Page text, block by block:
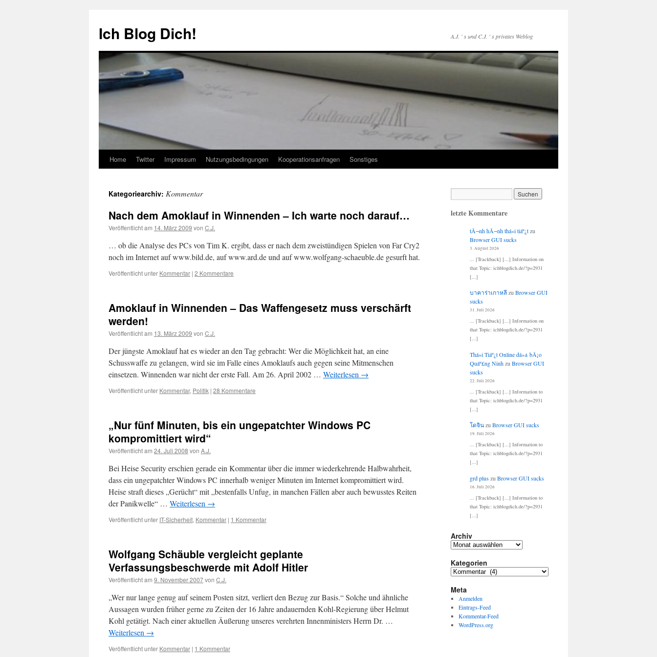
springen
Ich Blog Dich! A.J. ' s und C.J. ' s privates Weblog
Home Twitter Impressum Nutzungsbedingungen Kooperationsanfragen Sonstiges
Kategoriearchiv: Kommentar
Nach dem Amoklauf in Winnenden – Ich warte noch darauf…
Veröffentlicht am 14. März 2009 von C.J.
… ob die Analyse des PCs von Tim K. ergibt, dass er nach dem zweistündigen Spielen von Far Cry2
noch im Internet auf www.bild.de, auf www.ard.de und auf www.wolfgang-schaeuble.de gesurft hat.
Veröffentlicht unter Kommentar | 2 Kommentare
Amoklauf in Winnenden – Das Waffengesetz muss verschärft
werden!
Veröffentlicht am 13. März 2009 von C.J.
Der jüngste Amoklauf hat es wieder an den Tag gebracht: Wer die Möglichkeit hat, an eine
Schusswaffe zu gelangen, wird sie im Falle eines Amoklaufs auch gegen seine Mitmenschen
einsetzen. Winnenden war nicht der erste Fall. Am 26. April 2002 … Weiterlesen →
Veröffentlicht unter Kommentar, Politik | 28 Kommentare
„Nur fünf Minuten, bis ein ungepatchter Windows PC
kompromittiert wird“
Veröffentlicht am 24. Juli 2008 von A.J.
Bei Heise Security erschien gerade ein Kommentar über die immer wiederkehrende Halbwahrheit,
dass ein ungepatchter Windows PC innerhalb weniger Minuten im Internet kompromittiert wird.
Heise straft dieses „Gerücht“ mit „bestenfalls Unfug, in manchen Fällen aber auch bewusstes Reiten
der Panikwelle“ … Weiterlesen →
Veröffentlicht unter IT-Sicherheit, Kommentar | 1 Kommentar
Wolfgang Schäuble vergleicht geplante
Verfassungsbeschwerde mit Adolf Hitler
Veröffentlicht am 9. November 2007von C.J.
„Wer nur lange genug auf seinem Posten sitzt, verliert den Bezug zur Basis.“ Solche und ähnliche
Aussagen wurden früher gerne zu Zeiten der 16 Jahre andauernden Kohl-Regierung über Helmut
Kohl getätigt. Nach einer aktuellen Äußerung unseres verehrten Innenministers Herrn Dr. …
Weiterlesen →
Veröffentlicht unter Kommentar | 1 Kommentar
letzte Kommentare
tÃ¬nh hÃ¬nh thá»i tiáº¿tzu
Browser GUI sucks
3. August 2026
... [Trackback] [...] Information on
that Topic: ichblogdich.de/?p=2931
[...]
บาคาร่าเกาหลีzuBrowser GUI
sucks
31. Juli 2026
... [Trackback] [...] Information on
that Topic: ichblogdich.de/?p=2931
[...]
Thá»i Tiáº¿t Online dá»± bÃ¡o
Quáº£ng Ninhzu Browser GUI
sucks
22. Juli 2026
... [Trackback] [...] Information to
that Topic: ichblogdich.de/?p=2931
[...]
โดจินzuBrowser GUI sucks
19. Juli 2026
... [Trackback] [...] Information to
that Topic: ichblogdich.de/?p=2931
[...]
grd pluszu Browser GUI sucks
16. Juli 2026
... [Trackback] [...] Information to
that Topic: ichblogdich.de/?p=2931
[...]
Archiv
Archiv
Kategorien
Kategorien
Meta
Anmelden
Eintrags-Feed
Kommentar-Feed
WordPress.org